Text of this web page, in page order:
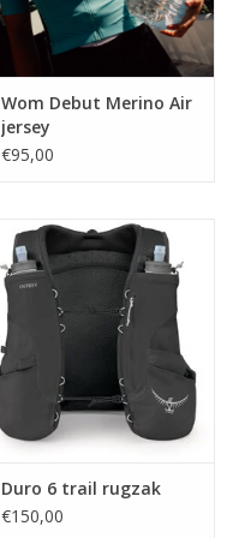
Wom Debut Merino Air
jersey
€95,00
Duro 6 trail rugzak
€150,00